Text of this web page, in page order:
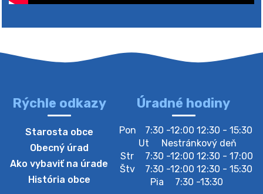
4. augusta 2026 10:05
Zberný dvor-Gyűjtőudvar
Oznamujeme obyvateľom, že v stredu 05. augusta
bude zberný dvor zatvorený. Értesítjük a lakosokat,
hogy szerdán augusztus 05-én a gyűjtőudvar zárva
lesz https://ciernybrod.sk?p=214…
Rýchle odkazy
Starosta obce
Obecný úrad
Ako vybaviť na úrade
História obce
Úradné hodiny
Pon
7:30 -12:00 12:30 - 15:30
Ut
Nestránkový deň
Str
7:30 -12:00 12:30 - 17:00
Štv
7:30 -12:00 12:30 - 15:30
Pia
7:30 -13:30